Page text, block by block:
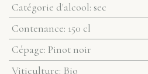
Catégorie d'alcool: sec
Contenance: 150 cl
Cépage: Pinot noir
Viticulture: Bio